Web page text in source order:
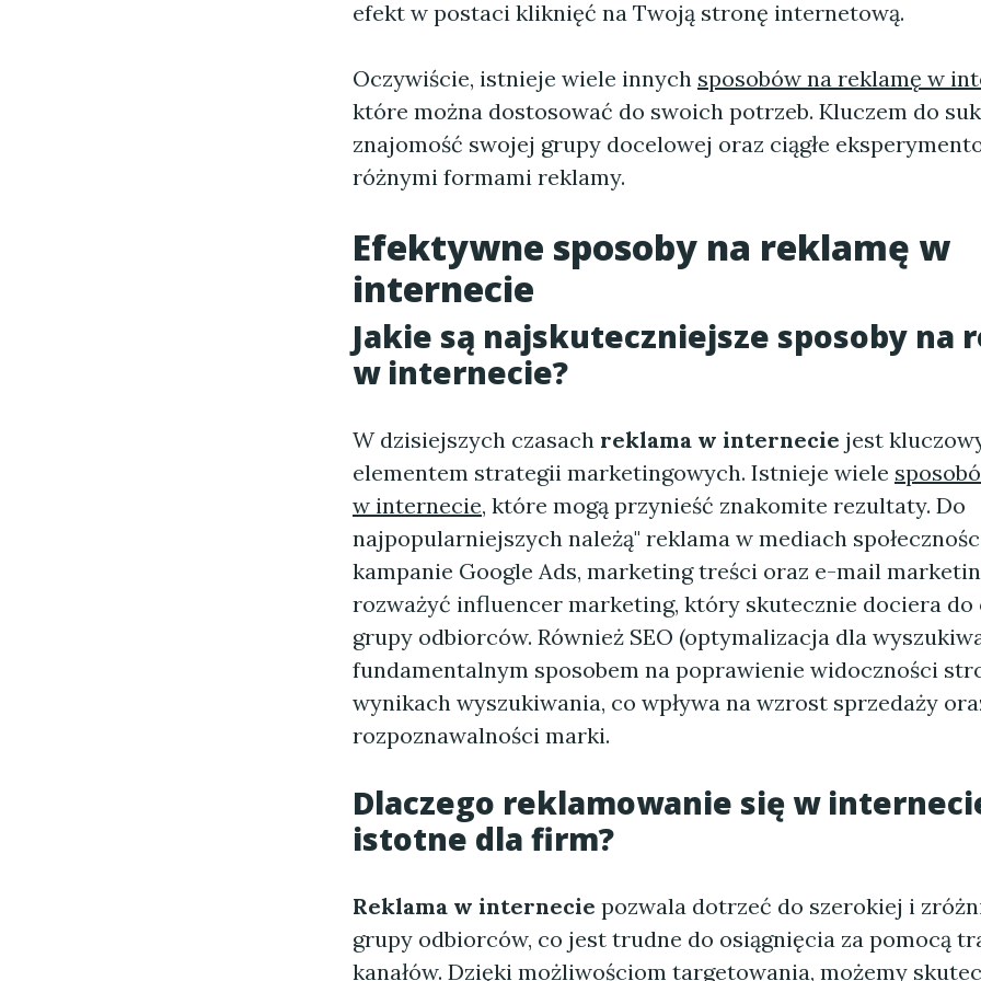
efekt w postaci kliknięć na Twoją stronę internetową.
Oczywiście, istnieje wiele innych sposobów na reklamę w
które można dostosować do swoich potrzeb. Kluczem do
znajomość swojej grupy docelowej oraz ciągłe
różnymi formami reklamy.
Efektywne sposoby na reklamę w
internecie
Jakie są najskuteczniejsze sposoby na
w internecie?
W dzisiejszych czasach reklama w internecie jest
elementem strategii marketingowych. Istnieje wiele
w internecie, które mogą przynieść znakomite rezultaty. Do
najpopularniejszych należą" reklama w mediach
kampanie Google Ads, marketing treści oraz e-mail
rozważyć influencer marketing, który skutecznie dociera do
grupy odbiorców. Również SEO (optymalizacja dla
fundamentalnym sposobem na poprawienie widoczności
wynikach wyszukiwania, co wpływa na wzrost sprzedaży
rozpoznawalności marki.
Dlaczego reklamowanie się w
istotne dla firm?
Reklama w internecie pozwala dotrzeć do szerokiej i
grupy odbiorców, co jest trudne do osiągnięcia za pomocą
kanałów. Dzięki możliwościom targetowania, możemy